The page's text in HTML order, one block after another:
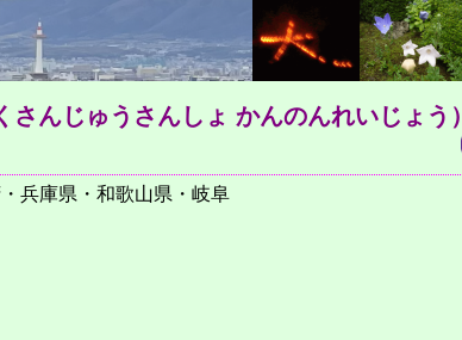
んじゅうさんしょ かんのんれいじょう）
兵庫県・和歌山県・岐阜